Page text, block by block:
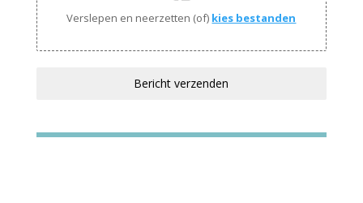
Verslepen en neerzetten (of) kies bestanden
Bericht verzenden